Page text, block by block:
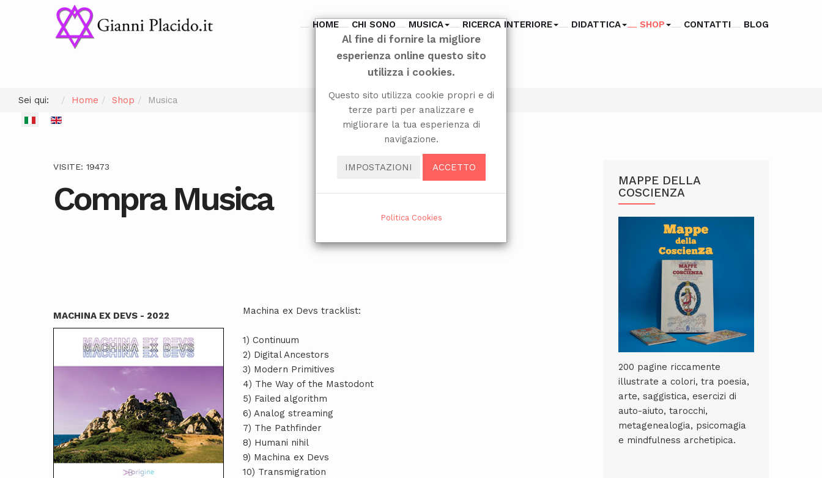
HOME CHI SONO MUSICA RICERCA INTERIORE DIDATTICA SHOP CONTATTI BLOG
Sei qui: Home Shop
Musica
Seleziona la tua lingua
VISITE: 19473
Compra Musica
MACHINA EX DEVS - 2022 Machina ex Devs tracklist:
1) Continuum
2) Digital Ancestors
3) Modern Primitives
4) The Way of the Mastodont
5) Failed algorithm
6) Analog streaming
7) The Pathfinder
8) Humani nihil
9) Machina ex Devs
10) Transmigration
MAPPE DELLA
COSCIENZA
200 pagine riccamente
illustrate a colori, tra poesia,
arte, saggistica, esercizi di
auto-aiuto, tarocchi,
metagenealogia, psicomagia
e mindfulness archetipica.
Al fine di fornire la migliore
esperienza online questo sito
utilizza i cookies.
Questo sito utilizza cookie propri e di
terze parti per analizzare e
migliorare la tua esperienza di
navigazione.
IMPOSTAZIONI ACCETTO
Politica Cookies